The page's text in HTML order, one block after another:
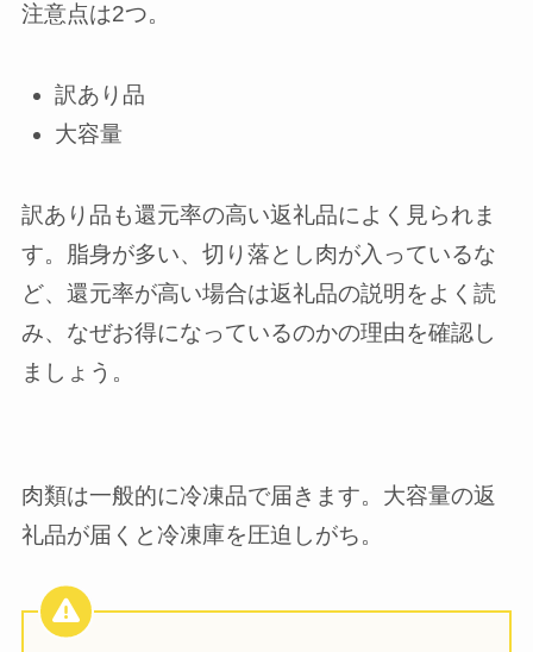
注意点は2つ。
訳あり品
大容量
訳あり品も還元率の高い返礼品によく見られま
す。脂身が多い、切り落とし肉が入っているな
ど、還元率が高い場合は返礼品の説明をよく読
み、なぜお得になっているのかの理由を確認し
ましょう。
肉類は一般的に冷凍品で届きます。大容量の返
礼品が届くと冷凍庫を圧迫しがち。